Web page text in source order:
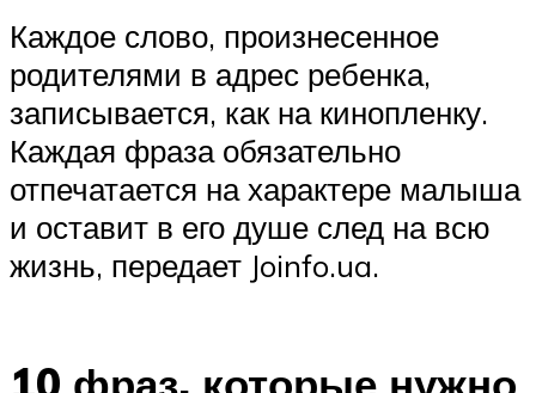
Каждое слово, произнесенное
родителями в адрес ребенка,
записывается, как на кинопленку.
Каждая фраза обязательно
отпечатается на характере малыша
и оставит в его душе след на всю
жизнь, передает Joinfo.ua.